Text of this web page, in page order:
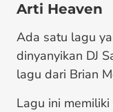
Arti Heaven
Ada satu lagu
dinyanyikan DJ
lagu dari Brian
Lagu ini